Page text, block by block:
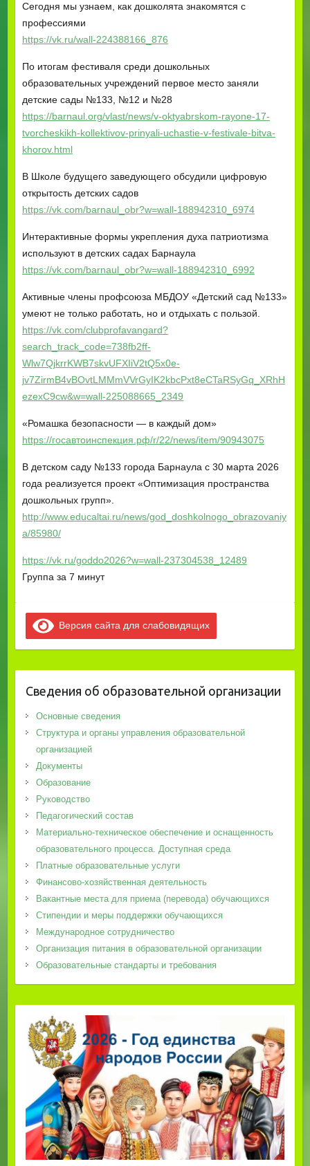
Сегодня мы узнаем, как дошколята знакомятся с
профессиями
https://vk.ru/wall-224388166_876
По итогам фестиваля среди дошкольных
образовательных учреждений первое место заняли
детские сады №133, №12 и №28
https://barnaul.org/vlast/news/v-oktyabrskom-rayone-17-
tvorcheskikh-kollektivov-prinyali-uchastie-v-festivale-bitva-
khorov.html
В Школе будущего заведующего обсудили цифровую
открытость детских садов
https://vk.com/barnaul_obr?w=wall-188942310_6974
Интерактивные формы укрепления духа патриотизма
используют в детских садах Барнаула
https://vk.com/barnaul_obr?w=wall-188942310_6992
Активные члены профсоюза МБДОУ «Детский сад №133»
умеют не только работать, но и отдыхать с пользой.
https://vk.com/clubprofavangard?
search_track_code=738fb2ff-
Wlw7QjkrrKWB7skvUFXIiV2tQ5x0e-
jv7ZirmB4vBOvtLMMmVVrGyIK2kbcPxt8eCTaRSyGq_XRhH
ezexC9cw&w=wall-225088665_2349
«Ромашка безопасности — в каждый дом»
https://госавтоинспекция.рф/r/22/news/item/90943075
В детском саду №133 города Барнаула с 30 марта 2026
года реализуется проект «Оптимизация пространства
дошкольных групп».
http://www.educaltai.ru/news/god_doshkolnogo_obrazovaniy
a/85980/
https://vk.ru/goddo2026?w=wall-237304538_12489
Группа за 7 минут
Версия сайта для слабовидящих
Сведения об образовательной организации
Основные сведения
Структура и органы управления образовательной
организацией
Документы
Образование
Руководство
Педагогический состав
Материально-техническое обеспечение и оснащенность
образовательного процесса. Доступная среда
Платные образовательные услуги
Финансово-хозяйственная деятельность
Вакантные места для приема (перевода) обучающихся
Стипендии и меры поддержки обучающихся
Международное сотрудничество
Организация питания в образовательной организации
Образовательные стандарты и требования